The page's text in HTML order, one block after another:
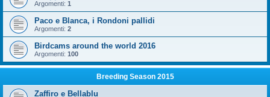
Argomenti: 1
Paco e Blanca, i Rondoni pallidi
Argomenti: 2
Birdcams around the world 2016
Argomenti: 100
Breeding Season 2015
Zaffiro e Bellablu